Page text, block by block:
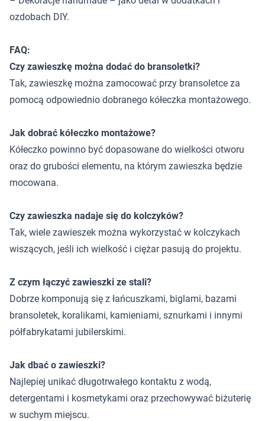
ozdobach DIY.
FAQ:
Czy zawieszkę można dodać do bransoletki?
Tak, zawieszkę można zamocować przy bransoletce za
pomocą odpowiednio dobranego kółeczka montażowego.
Jak dobrać kółeczko montażowe?
Kółeczko powinno być dopasowane do wielkości otworu
oraz do grubości elementu, na którym zawieszka będzie
mocowana.
Czy zawieszka nadaje się do kolczyków?
Tak, wiele zawieszek można wykorzystać w kolczykach
wiszących, jeśli ich wielkość i ciężar pasują do projektu.
Z czym łączyć zawieszki ze stali?
Dobrze komponują się z łańcuszkami, biglami, bazami
bransoletek, koralikami, kamieniami, sznurkami i innymi
półfabrykatami jubilerskimi.
Jak dbać o zawieszki?
Najlepiej unikać długotrwałego kontaktu z wodą,
detergentami i kosmetykami oraz przechowywać biżuterię
w suchym miejscu.